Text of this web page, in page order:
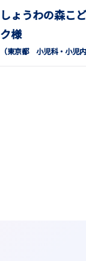
しょうわの森こ
ク様
（東京都 小児科 小児